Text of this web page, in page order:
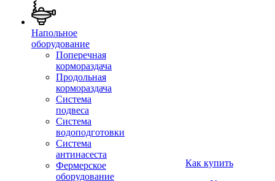
Напольное
оборудование
Поперечная
кормораздача
Продольная
кормораздача
Система
подвеса
Система
водоподготовки
Система
антинасеста
Фермерское
оборудование
Как купить